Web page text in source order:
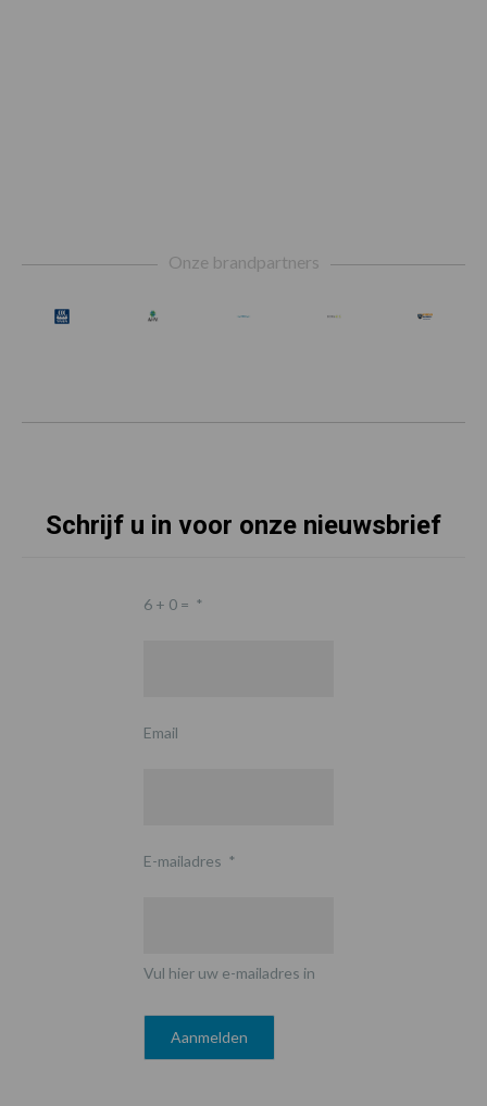
Onze brandpartners
Schrijf u in voor onze nieuwsbrief
6 + 0 = *
Email
E-mailadres *
Vul hier uw e-mailadres in